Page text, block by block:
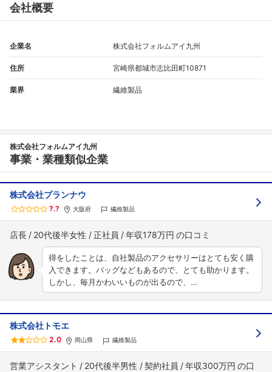
フォローしました
こちらの企業もフォローしませんか？
会社概要
企業名 株式会社フォルムアイ九州
住所 宮崎県都城市志比田町10871
業界 繊維製品
株式会社フォルムアイ九州
事業・業種類似企業
株式会社プランナウ
?.? 大阪府 繊維製品
店長 20代後半女性 正社員 年収178万円
得をしたことは、自社製品のアクセサリーはとても安く購
入できます。バッグなどもあるので、とても助かります。
しかし、毎月かわいいものが出るので、…
株式会社トモエ
2.0 岡山県 繊維製品
営業アシスタント 20代後半男性 契約社員 年収300万円